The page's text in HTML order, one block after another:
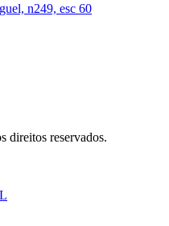
n249, esc 60
direitos reservados.